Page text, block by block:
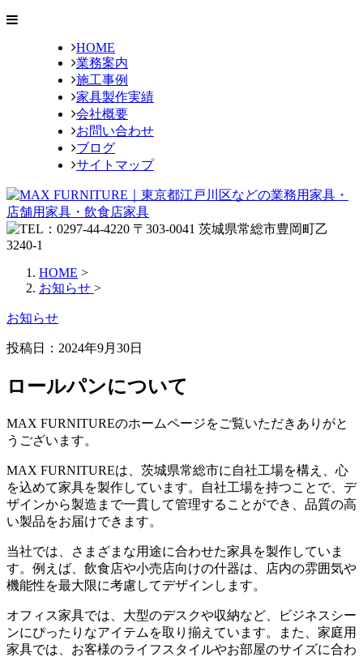
HOME
業務案内
施工事例
家具製作実績
会社概要
お問い合わせ
ブログ
サイトマップ
HOME >
お知らせ >
お知らせ
投稿日： 2024年9月30日
ロールパンについて
MAX FURNITUREのホームページをご覧いただきありがと
うございます。
MAX FURNITUREは、茨城県常総市に自社工場を構え、心
を込めて家具を製作しています。自社工場を持つことで、デ
ザインから製造まで一貫して管理することができ、品質の高
い製品をお届けできます。
当社では、さまざまな用途に合わせた家具を製作していま
す。例えば、飲食店や小売店向けの什器は、店内の雰囲気や
機能性を最大限に考慮してデザインします。
オフィス家具では、大型のデスクや収納など、ビジネスシー
ンにぴったりなアイテムを取り揃えています。また、家庭用
家具では、お客様のライフスタイルやお部屋のサイズに合わ